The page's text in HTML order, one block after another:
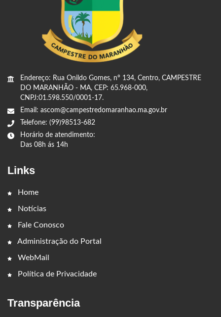
Endereço: Rua Onildo Gomes, nº 134, Centro, CAMPESTRE
DO MARANHÃO - MA, CEP: 65.968-000,
CNPJ:01.598.550/0001-17.
Email: ascom@campestredomaranhao.ma.gov.br
Telefone: (99)98513-682
Horário de atendimento:
Das 08h ás 14h
Links
Home
Notícias
Fale Conosco
Administração do Portal
WebMail
Política de Privacidade
Transparência